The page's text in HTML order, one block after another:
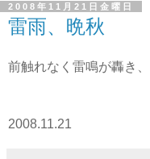
2008年11月21日金曜日
雷雨、晩秋
前触れなく雷鳴が轟き
2008.11.21